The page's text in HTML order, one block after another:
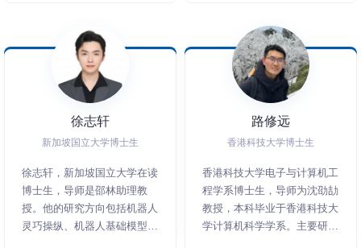
发明专利十余项、论文数篇，
并在大规模知识表示OGB-
wikikg2、多模态实体对齐等
评测上取得优异名次。
刊顶会。
徐志轩
新加坡国立大学博士生
徐志轩，新加坡国立大学在读
博士生，导师是邵林助理教
授。他的研究方向包括机器人
灵巧操纵、机器人基础模型
路修远
香港科技大学博士生
香港科技大学电子与计算机工
程学系博士生，导师为沈劭劼
教授，本科毕业于香港科技大
学计算机科学学系。主要研究